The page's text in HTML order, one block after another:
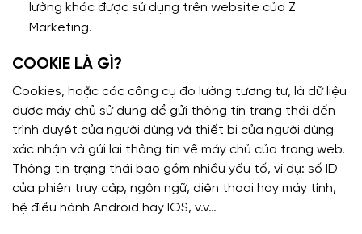
lường khác được sử dụng trên website của Z
Marketing.
COOKIE LÀ GÌ?
Cookies, hoặc các công cụ đo lường tương tự, là dữ liệu
được máy chủ sử dụng để gửi thông tin trạng thái đến
trình duyệt của người dùng và thiết bị của người dùng
xác nhận và gửi lại thông tin về máy chủ của trang web.
Thông tin trạng thái bao gồm nhiều yếu tố, ví dụ: số ID
của phiên truy cập, ngôn ngữ, diện thoại hay máy tính,
hệ điều hành Android hay IOS, v.v…